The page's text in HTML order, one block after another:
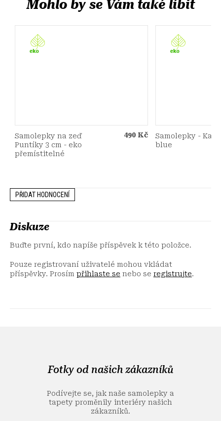
Samolepky na zeď
Puntíky 3 cm - eko
přemístitelné
490 Kč
Samolepky -
blue
PŘIDAT HODNOCENÍ
Diskuze
Buďte první, kdo napíše příspěvek k této položce.
Pouze registrovaní uživatelé mohou vkládat
příspěvky. Prosím přihlaste se nebo se registrujte.
Fotky od našich zákazníků
Podívejte se, jak naše samolepky a
tapety proměnily interiéry našich
zákazníků.